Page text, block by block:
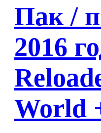
Пак /
2016
World